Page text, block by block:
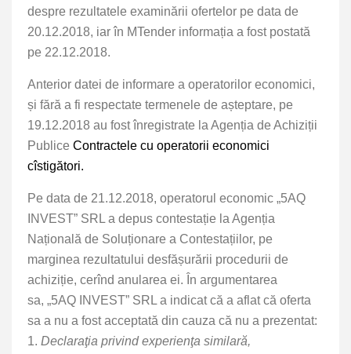
despre rezultatele examinării ofertelor pe data de
20.12.2018, iar în MTender informația a fost postată
pe 22.12.2018.
Anterior datei de informare a operatorilor economici,
și fără a fi respectate termenele de așteptare, pe
19.12.2018 au fost înregistrate la Agenția de Achiziții
Publice Contractele cu operatorii economici
cîstigători.
Pe data de 21.12.2018, operatorul economic „5AQ
INVEST” SRL a depus contestație la Agenția
Națională de Soluționare a Contestațiilor, pe
marginea rezultatului desfășurării procedurii de
achiziție, cerînd anularea ei. În argumentarea
sa, „5AQ INVEST” SRL a indicat că a aflat că oferta
sa a nu a fost acceptată din cauza că nu a prezentat:
1. Declaraţia privind experienţa similară,